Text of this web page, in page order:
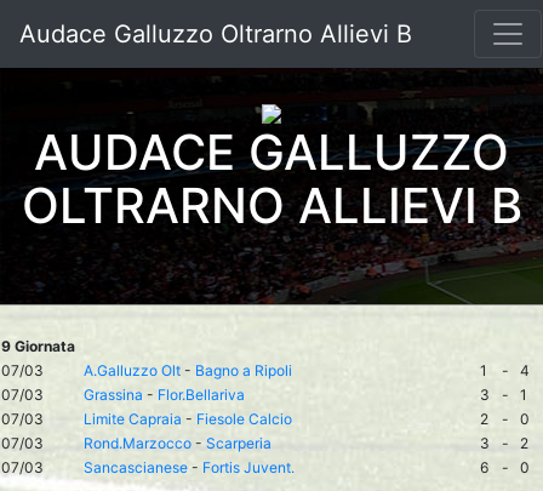
Audace Galluzzo Oltrarno Allievi B
AUDACE GALLUZZO
OLTRARNO ALLIEVI B
9 Giornata
07/03
A.Galluzzo Olt - Bagno a Ripoli 1 -
4
07/03
Grassina - Flor.Bellariva 3 -
1
07/03
Limite Capraia - Fiesole Calcio 2 -
0
07/03
Rond.Marzocco - Scarperia 3 -
2
07/03
Sancascianese - Fortis Juvent. 6 -
0